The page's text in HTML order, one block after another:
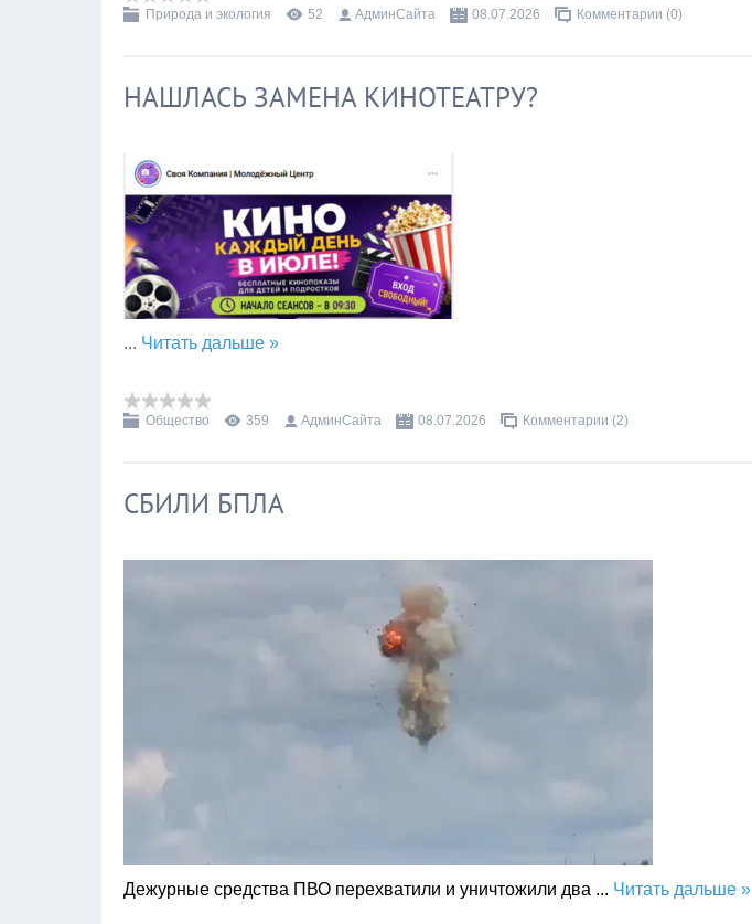
Природа и экология 52 АдминСайта 08.07.2026 Комментарии (0)
НАШЛАСЬ ЗАМЕНА КИНОТЕАТРУ?
... Читать дальше »
Общество 359 АдминСайта 08.07.2026 Комментарии (2)
СБИЛИ БПЛА
Дежурные средства ПВО перехватили и уничтожили два ... Читать дальше »